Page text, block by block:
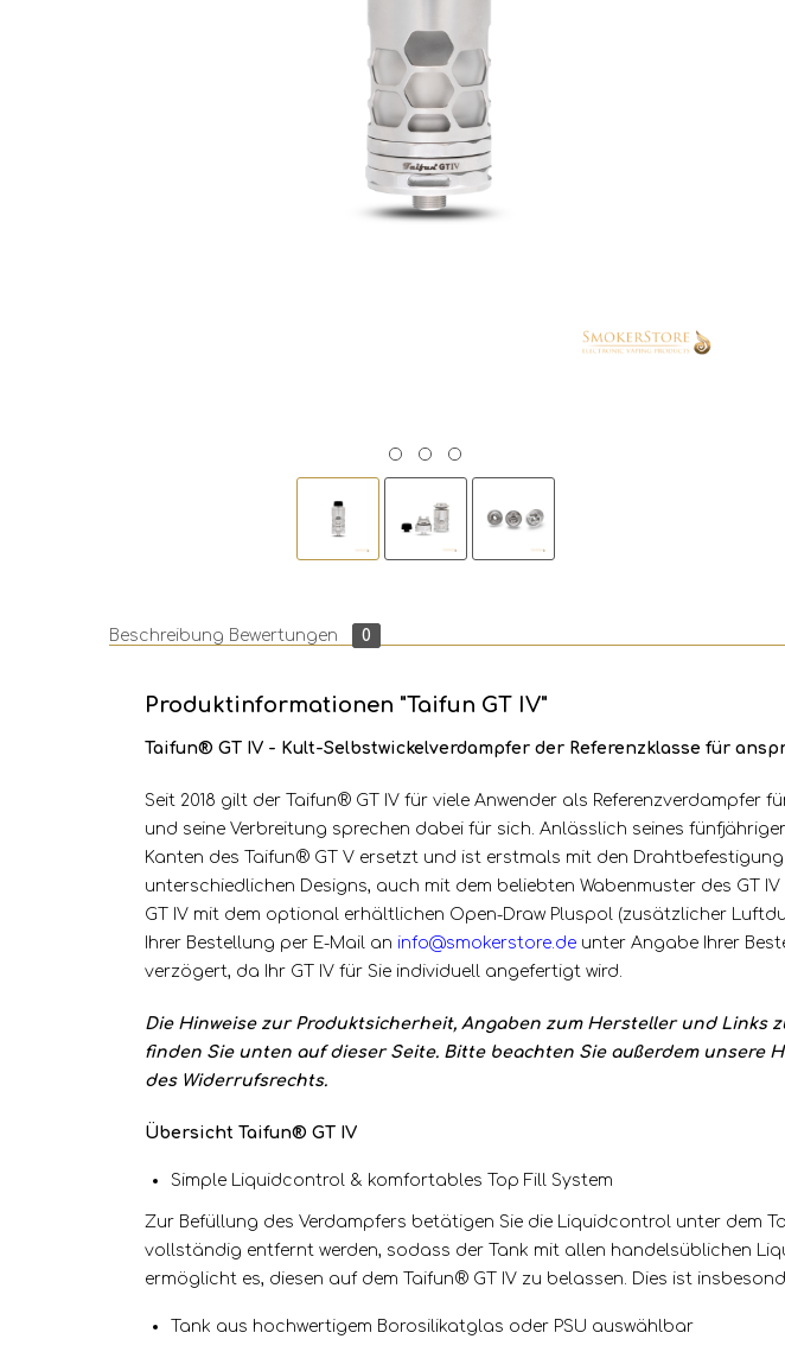
Beschreibung Bewertungen 0
Produktinformationen "Taifun GT IV"
Taifun® GT IV - Kult-Selbstwickelverdampfer der Referenzklasse für
Seit 2018 gilt der Taifun® GT IV für viele Anwender als
und seine Verbreitung sprechen dabei für sich. Anlässlich seines
Kanten des Taifun® GT V ersetzt und ist erstmals mit den
unterschiedlichen Designs, auch mit dem beliebten Wabenmuster des GT
GT IV mit dem optional erhältlichen Open-Draw Pluspol (zusätzlicher
Ihrer Bestellung per E-Mail an info@smokerstore.de unter Angabe Ihrer
verzögert, da Ihr GT IV für Sie individuell angefertigt wird.
Die Hinweise zur Produktsicherheit, Angaben zum Hersteller und Links
finden Sie unten auf dieser Seite. Bitte beachten Sie außerdem unsere
des Widerrufsrechts.
Übersicht Taifun® GT IV
Simple Liquidcontrol & komfortables Top Fill System
Zur Befüllung des Verdampfers betätigen Sie die Liquidcontrol unter dem
vollständig entfernt werden, sodass der Tank mit allen handelsüblichen
ermöglicht es, diesen auf dem Taifun® GT IV zu belassen. Dies ist
Tank aus hochwertigem Borosilikatglas oder PSU auswählbar